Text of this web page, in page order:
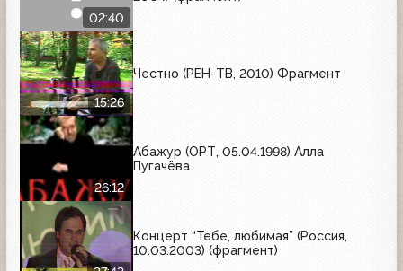
02:40
15:26
Честно (РЕН-ТВ, 2010) Фрагмент
26:12
Абажур (ОРТ, 05.04.1998) Алла
Пугачёва
Концерт “Тебе, любимая” (Россия,
10.03.2003) (фрагмент)